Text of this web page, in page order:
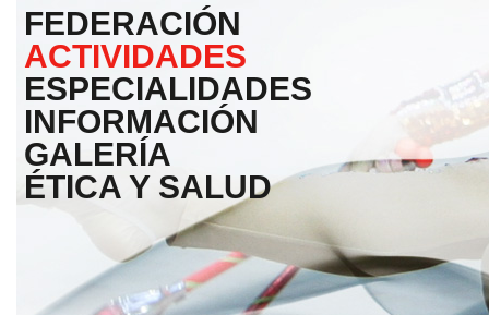
FEDERACIÓN
ACTIVIDADES
ESPECIALIDADES
INFORMACIÓN
GALERÍA
ÉTICA Y SALUD